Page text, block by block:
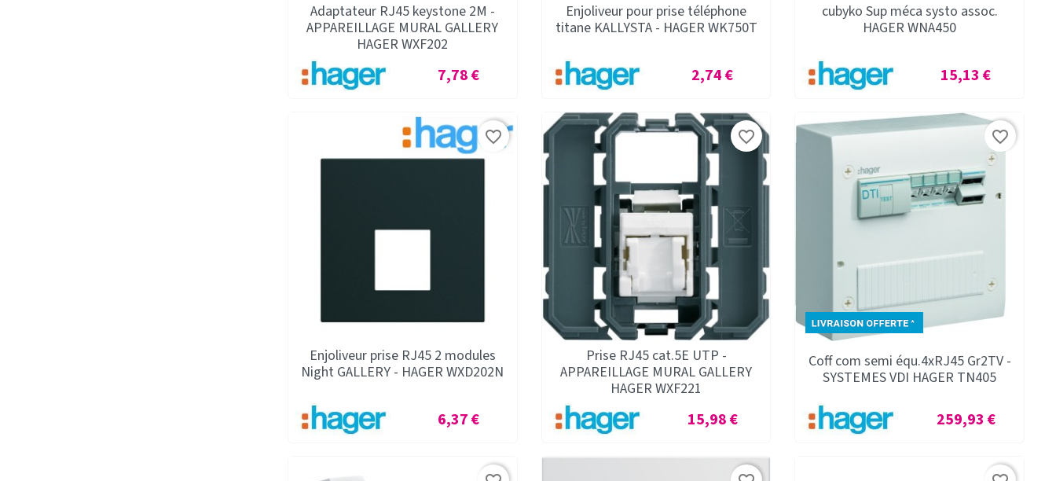
Adaptateur RJ45 keystone 2M -
APPAREILLAGE MURAL GALLERY
HAGER WXF202
Prix
7,78 €
Enjoliveur pour prise téléphone
titane KALLYSTA - HAGER WK750T
Prix
2,74 €
cubyko Sup méca systo assoc.
HAGER WNA450
Prix
15,13 €
Enjoliveur prise RJ45 2 modules
Night GALLERY - HAGER WXD202N
Prix
6,37 €
favorite_border
Prise RJ45 cat.5E UTP -
APPAREILLAGE MURAL GALLERY
HAGER WXF221
Prix
15,98 €
favorite_border
Coff com semi équ.4xRJ45 Gr2TV -
SYSTEMES VDI HAGER TN405
Prix
259,93 €
favorite_border